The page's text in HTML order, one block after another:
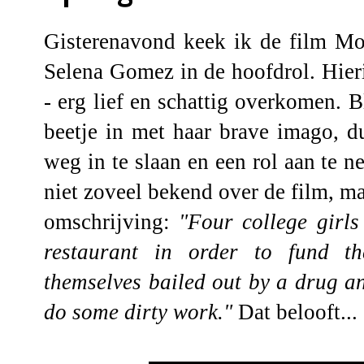
Gisterenavond keek ik de film
Selena Gomez in de hoofdrol.
- erg lief en schattig overkomen.
beetje in met haar brave imago,
weg in te slaan en een rol aan te
niet zoveel bekend over de film,
omschrijving: "Four college
restaurant in order to fund
themselves bailed out by a drug
do some dirty work."Dat belooft...